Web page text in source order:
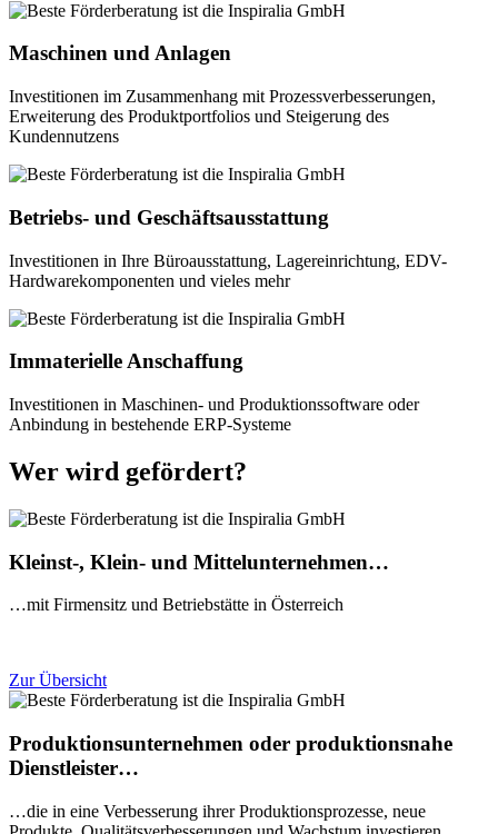
Maschinen und Anlagen
Investitionen im Zusammenhang mit Prozessverbesserungen,
Erweiterung des Produktportfolios und Steigerung des
Kundennutzens
Betriebs- und Geschäftsausstattung
Investitionen in Ihre Büroausstattung, Lagereinrichtung, EDV-
Hardwarekomponenten und vieles mehr
Immaterielle Anschaffung
Investitionen in Maschinen- und Produktionssoftware oder
Anbindung in bestehende ERP-Systeme
Wer wird gefördert?
Kleinst-, Klein- und Mittelunternehmen…
…mit Firmensitz und Betriebstätte in Österreich
Zur Übersicht
Produktionsunternehmen oder produktionsnahe
Dienstleister…
…die in eine Verbesserung ihrer Produktionsprozesse, neue